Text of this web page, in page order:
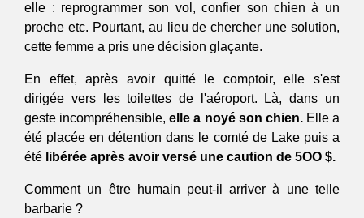
elle : reprogrammer son vol, confier son chien à un
proche etc. Pourtant, au lieu de chercher une solution,
cette femme a pris une décision glaçante.
En effet, après avoir quitté le comptoir, elle s'est
dirigée vers les toilettes de l'aéroport. Là, dans un
geste incompréhensible, elle a noyé son chien. Elle a
été placée en détention dans le comté de Lake puis a
été libérée après avoir versé une caution de 5OO $.
Comment un être humain peut-il arriver à une telle
barbarie ?